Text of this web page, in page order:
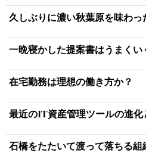
久しぶりに濃い秋葉原を味わっ
一晩寝かした提案書はうまくい
在宅勤務は理想の働き方か？
最近のIT資産管理ツールの進化
石橋をたたいて渡って落ちる